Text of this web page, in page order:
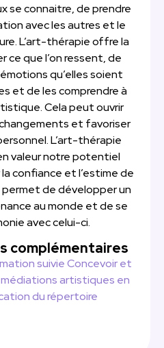
se connaitre, de prendre
avec les autres et le
L’art-thérapie offre la
ce que l’on ressent, de
qu’elles soient
et de les comprendre à
Cela peut ouvrir
et favoriser
L’art-thérapie
valeur notre potentiel
confiance et l’estime de
permet de développer un
au monde et de se
avec celui-ci.
complémentaires
suivie Concevoir et
artistiques en
du répertoire